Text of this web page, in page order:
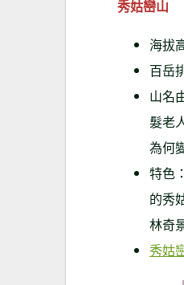
秀姑巒山
海拔
百岳
山名
髮老
為何
特色
的秀
林奇
秀姑